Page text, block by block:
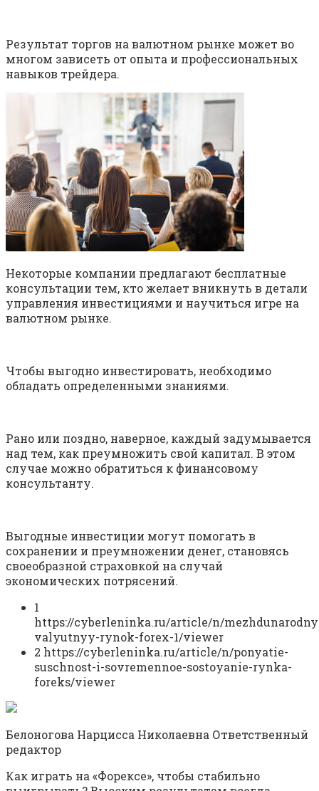
Результат торгов на валютном рынке может во
многом зависеть от опыта и профессиональных
навыков трейдера.
Некоторые компании предлагают бесплатные
консультации тем, кто желает вникнуть в детали
управления инвестициями и научиться игре на
валютном рынке.
Чтобы выгодно инвестировать, необходимо
обладать определенными знаниями.
Рано или поздно, наверное, каждый задумывается
над тем, как преумножить свой капитал. В этом
случае можно обратиться к финансовому
консультанту.
Выгодные инвестиции могут помогать в
сохранении и преумножении денег, становясь
своеобразной страховкой на случай
экономических потрясений.
1
https://cyberleninka.ru/article/n/
valyutnyy-rynok-forex-1/viewer
2 https://cyberleninka.ru/article/n/ponyatie-
suschnost-i-sovremennoe-sostoyanie-rynka-
foreks/viewer
Белоногова Нарцисса Николаевна Ответственный
редактор
Как играть на «Форексе», чтобы стабильно